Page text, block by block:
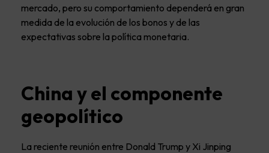
mercado, pero su comportamiento dependerá en gran
medida de la evolución de los bonos y de las
expectativas sobre la política monetaria.
China y el componente
geopolítico
La reciente reunión entre Donald Trump y Xi Jinping